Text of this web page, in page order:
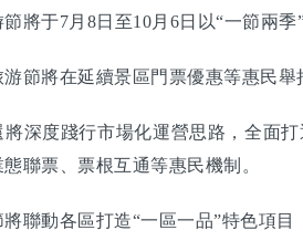
于7月8日至10月6日以“一節兩季
將在延續景區門票優惠等惠民舉
度踐行市場化運營思路，全面打
聯票、票根互通等惠民機制。
動各區打造“一區一品”特色項目